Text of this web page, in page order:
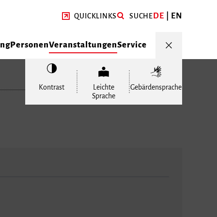
QUICKLINKS SUCHEDE EN
PersonenVeranstaltungenService
Kontrast
Leichte
Sprache
Gebärdensprache